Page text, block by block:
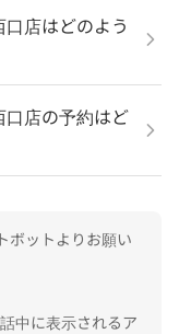
口店はどのよう
口店の予約はど
ボットよりお願い
中に表示されるア